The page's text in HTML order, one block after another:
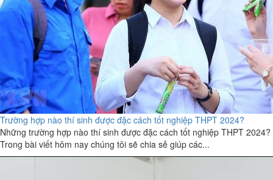
Trường hợp nào thí sinh được đặc cách tốt nghiệp THPT 2024?
Những trường hợp nào thí sinh được đặc cách tốt nghiệp THPT 2024?
Trong bài viết hôm nay chúng tôi sẽ chia sẻ giúp các...